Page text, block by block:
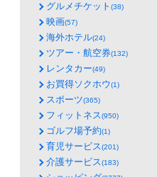
グルメチケット (38)
映画(57)
海外ホテル(24)
ツアー・航空券(132)
レンタカー(49)
お買得ソクホウ(1)
スポーツ(365)
フィットネス(950)
ゴルフ場予約(1)
育児サービス(201)
介護サービス(183)